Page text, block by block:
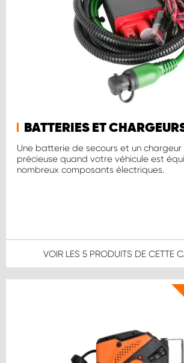
BATTERIES ET
Une batterie de secours et un
précieuse quand votre véhicule est
nombreux composants électriques.
VOIR LES 5 PRODUITS DE CETTE